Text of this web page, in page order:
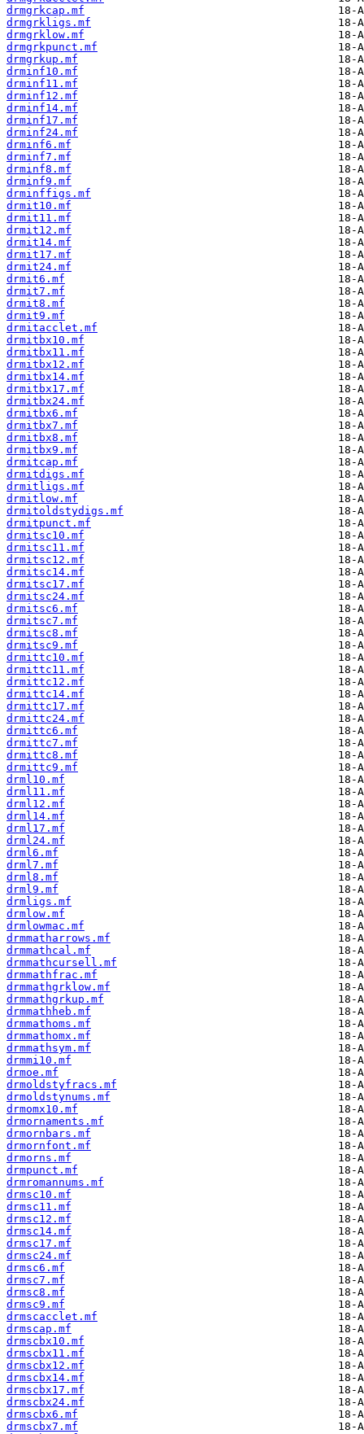
drmgrkcap.mf
drmgrkligs.mf
drmgrklow.mf
drmgrkpunct.mf
drmgrkup.mf
drminf10.mf
drminf11.mf
drminf12.mf
drminf14.mf
drminf17.mf
drminf24.mf
drminf6.mf
drminf7.mf
drminf8.mf
drminf9.mf
drminffigs.mf
drmit10.mf
drmit11.mf
drmit12.mf
drmit14.mf
drmit17.mf
drmit24.mf
drmit6.mf
drmit7.mf
drmit8.mf
drmit9.mf
drmitacclet.mf
drmitbx10.mf
drmitbx11.mf
drmitbx12.mf
drmitbx14.mf
drmitbx17.mf
drmitbx24.mf
drmitbx6.mf
drmitbx7.mf
drmitbx8.mf
drmitbx9.mf
drmitcap.mf
drmitdigs.mf
drmitligs.mf
drmitlow.mf
drmitoldstydigs.mf
drmitpunct.mf
drmitsc10.mf
drmitsc11.mf
drmitsc12.mf
drmitsc14.mf
drmitsc17.mf
drmitsc24.mf
drmitsc6.mf
drmitsc7.mf
drmitsc8.mf
drmitsc9.mf
drmittc10.mf
drmittc11.mf
drmittc12.mf
drmittc14.mf
drmittc17.mf
drmittc24.mf
drmittc6.mf
drmittc7.mf
drmittc8.mf
drmittc9.mf
drml10.mf
drml11.mf
drml12.mf
drml14.mf
drml17.mf
drml24.mf
drml6.mf
drml7.mf
drml8.mf
drml9.mf
drmligs.mf
drmlow.mf
drmlowmac.mf
drmmatharrows.mf
drmmathcal.mf
drmmathcursell.mf
drmmathfrac.mf
drmmathgrklow.mf
drmmathgrkup.mf
drmmathheb.mf
drmmathoms.mf
drmmathomx.mf
drmmathsym.mf
drmmi10.mf
drmoe.mf
drmoldstyfracs.mf
drmoldstynums.mf
drmomx10.mf
drmornaments.mf
drmornbars.mf
drmornfont.mf
drmorns.mf
drmpunct.mf
drmromannums.mf
drmsc10.mf
drmsc11.mf
drmsc12.mf
drmsc14.mf
drmsc17.mf
drmsc24.mf
drmsc6.mf
drmsc7.mf
drmsc8.mf
drmsc9.mf
drmscacclet.mf
drmscap.mf
drmscbx10.mf
drmscbx11.mf
drmscbx12.mf
drmscbx14.mf
drmscbx17.mf
drmscbx24.mf
drmscbx6.mf
drmscbx7.mf